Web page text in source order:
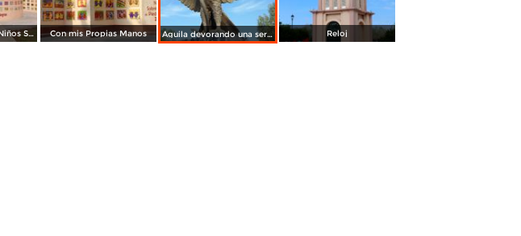
Monumento a los Niños Sobresalientes de Piedras Negras Con mis Propias Manos Águila devorando una serpiente Reloj